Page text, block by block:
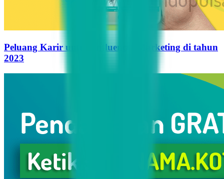
Peluang Karir untuk Influencer Marketing di tahun
2023